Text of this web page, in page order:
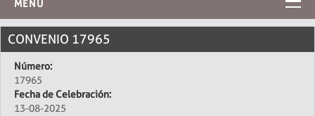
MENU
INICIO
CONVENIO 17965
Número:
17965
Fecha de Celebración:
13-08-2025